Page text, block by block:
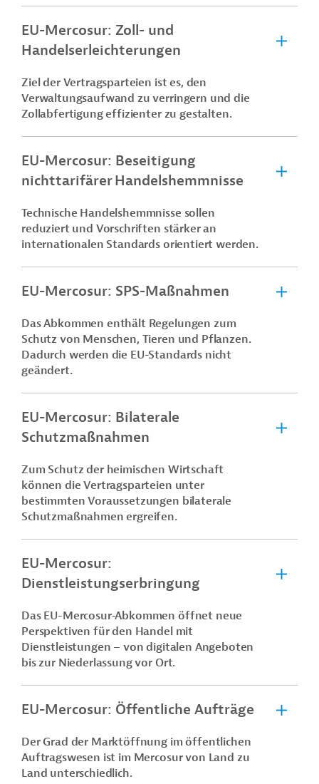
EU-Mercosur: Zoll- und
Handelserleichterungen
Ziel der Vertragsparteien ist es, den
Verwaltungsaufwand zu verringern und die
Zollabfertigung effizienter zu gestalten.
EU-Mercosur: Beseitigung
nichttarifärer Handelshemmnisse
Technische Handelshemmnisse sollen
reduziert und Vorschriften stärker an
internationalen Standards orientiert werden.
EU-Mercosur: SPS-Maßnahmen
Das Abkommen enthält Regelungen zum
Schutz von Menschen, Tieren und Pflanzen.
Dadurch werden die EU-Standards nicht
geändert.
EU-Mercosur: Bilaterale
Schutzmaßnahmen
Zum Schutz der heimischen Wirtschaft
können die Vertragsparteien unter
bestimmten Voraussetzungen bilaterale
Schutzmaßnahmen ergreifen.
EU-Mercosur:
Dienstleistungserbringung
Das EU-Mercosur‑Abkommen öffnet neue
Perspektiven für den Handel mit
Dienstleistungen – von digitalen Angeboten
bis zur Niederlassung vor Ort.
EU-Mercosur: Öffentliche Aufträge
Der Grad der Marktöffnung im öffentlichen
Auftragswesen ist im Mercosur von Land zu
Land unterschiedlich.